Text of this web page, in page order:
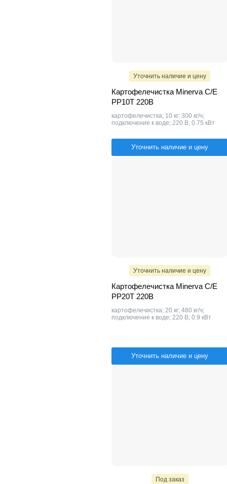
Уточнить наличие и цену
Картофелечистка Minerva C/E
PP10T 220В
картофелечистка; 10 кг; 300 кг/ч;
подключение к воде; 220 В; 0.75 кВт
Уточнить наличие и цену
Уточнить наличие и цену
Картофелечистка Minerva C/E
PP20T 220В
картофелечистка; 20 кг; 480 кг/ч;
подключение к воде; 220 В; 0.9 кВт
Уточнить наличие и цену
Под заказ